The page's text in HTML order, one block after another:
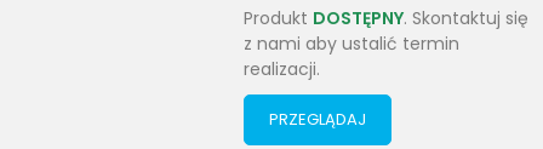
Produkt DOSTĘPNY. Skontaktuj się
z nami aby ustalić termin
realizacji.
PRZEGLĄDAJ